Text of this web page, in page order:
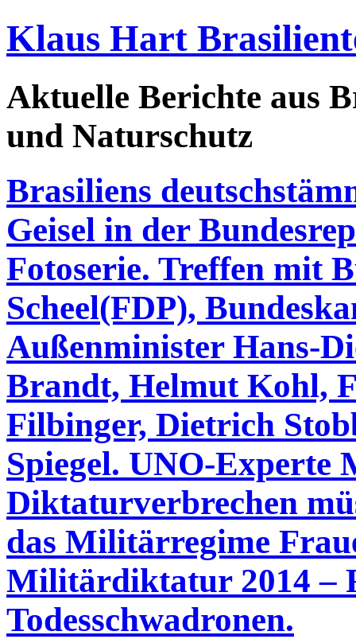
Klaus Hart
Aktuelle Berichte aus
und Naturschutz
Brasiliens
Geisel in der
Fotoserie. Treffen mit
Scheel(FDP),
Außenminister Hans-
Brandt, Helmut Kohl,
Filbinger, Dietrich
Spiegel. UNO-Experte
Diktaturverbrechen
das Militärregime
Militärdiktatur 2014 –
Todesschwadronen.